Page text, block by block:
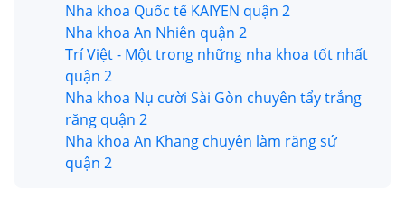
Nha khoa Quốc tế KAIYEN quận 2
Nha khoa An Nhiên quận 2
Trí Việt - Một trong những nha khoa tốt nhất
quận 2
Nha khoa Nụ cười Sài Gòn chuyên tẩy trắng
răng quận 2
Nha khoa An Khang chuyên làm răng sứ
quận 2